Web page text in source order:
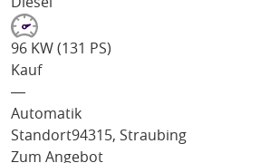
96 KW (131 PS)
Kauf
―
Automatik
Standort94315, Straubing
Zum Angebot